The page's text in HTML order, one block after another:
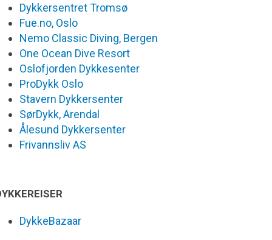
Dykkersentret Tromsø
Fue.no, Oslo
Nemo Classic Diving, Bergen
One Ocean Dive Resort
Oslofjorden Dykkesenter
ProDykk Oslo
Stavern Dykkersenter
SørDykk, Arendal
Ålesund Dykkersenter
Frivannsliv AS
DykkeBazaar